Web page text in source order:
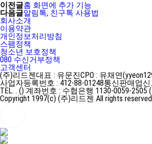
이전글홈 화면에 추가 기능
다음글알림톡, 친구톡 사용법
회사소개
이용약관
개인정보처리방침
스팸정책
청소년 보호정책
080 수신거부정책
고객센터
(주)리드젠대표 : 유문진CPO : 유채연
사업자등록번호 : 412-88-01248통신판매업
TEL. . () 계좌번호 : 수협은행 1130-0059-2505
Copyright 1997(c) (주)리드젠 All rights